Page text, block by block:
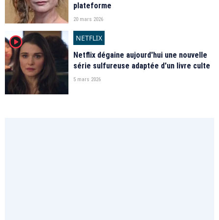
plateforme
20 mars 2026
player2
NETFLIX
Netflix dégaine aujourd'hui une nouvelle
série sulfureuse adaptée d'un livre culte
5 mars 2026